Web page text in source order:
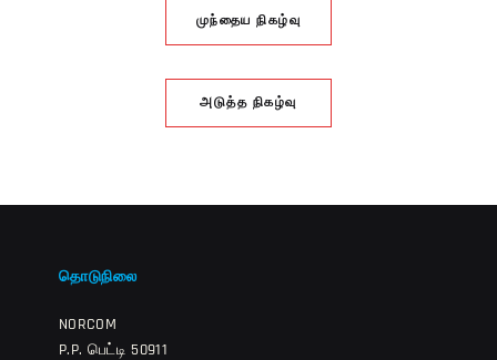
முந்தைய நிகழ்வு
அடுத்த நிகழ்வு
தொடுநிலை
NORCOM
P.P. பெட்டி 50911